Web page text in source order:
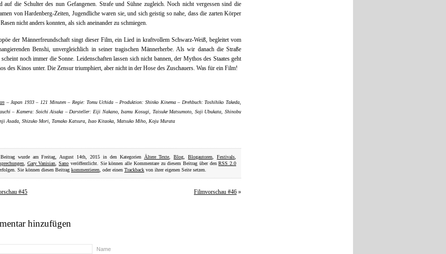
auf die Schulter des nun Gefangenen. Strafe und Sühne zugleich. Noch nicht vergessen sind die
von Hardenberg-Zeiten, Jugendliche waren sie, und sich geistig so nahe, dass die zarten Körper
nicht anders konnten, als sich aneinander zu schmiegen.
der Männerfreundschaft singt dieser Film, ein Lied in kraftvollem Schwarz-Weiß, begleitet vom
Benshi, unvergleichlich in seiner tragischen Männerherbe. Als wir danach die Straße
scheint noch immer die Sonne. Leidenschaften lassen sich nicht bannen, der Mythos des Staates geht
des Kinos unter. Die Zensur triumphiert, aber nicht in der Hose des Zuschauers. Was für ein Film!
– Japan 1933 – 121 Minuten – Regie: Tomu Uchida – Produktion: Shinko Kinema – Drehbuch: Toshihiko Takeda,
– Kamera: Soichi Aisaka – Darsteller: Eiji Nakano, Isamu Kosugi, Taisuke Matsumoto, Soji Ubukata, Shinobu
Asada, Shizuko Mori, Tamako Katsura, Isao Kitaoka, Matsuko Miho, Koju Murata
wurde am Freitag, August 14th, 2015 in den Kategorien Ältere Texte ,Blog ,Blogautoren ,Festivals
Gary Vanisian ,Sano veröffentlicht. Sie können alle Kommentare zu diesem Beitrag über denRSS 2.0
Sie können diesen Beitrag kommentieren , oder einen Trackback von ihrer eigenen Seite setzen.
#45 Filmvorschau #46 »
hinzufügen
Name